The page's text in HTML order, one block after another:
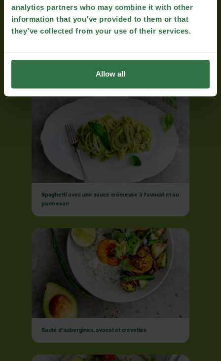
analytics partners who may combine it with other
information that you’ve provided to them or that
they’ve collected from your use of their services.
Allow all
Sandwich au sushi avec avocat, saumon et
Spaghetti avec une sauce crémeuse à l'avocat et au
parmesan
Sauté d’aubergines, avocat et crevettes